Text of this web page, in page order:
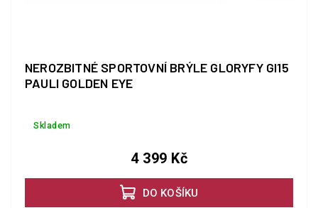
NEROZBITNÉ SPORTOVNÍ BRÝLE GLORYFY GI15
PAULI GOLDEN EYE
Skladem
DO KOŠÍKU
4 399 Kč